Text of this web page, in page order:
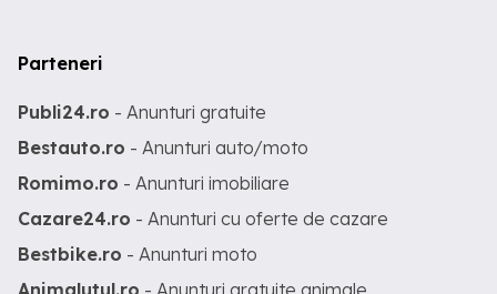
Parteneri
Publi24.ro - Anunturi gratuite
Bestauto.ro - Anunturi auto/moto
Romimo.ro - Anunturi imobiliare
Cazare24.ro - Anunturi cu oferte de cazare
Bestbike.ro - Anunturi moto
Animalutul.ro - Anunturi gratuite animale